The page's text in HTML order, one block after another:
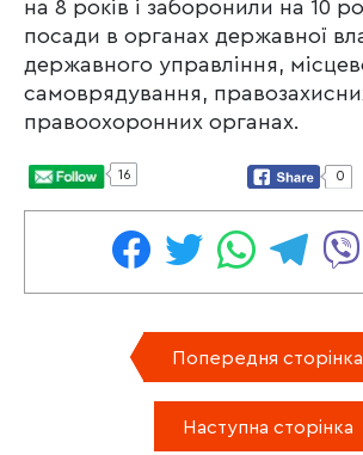
на 8 років і заборонили на 10
посади в органах державної
державного управління,
самоврядування,
правоохоронних органах.
16 0
Попередня сторінка
Наступна сторінка